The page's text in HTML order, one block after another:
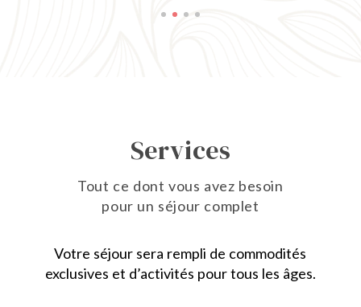
Services
Tout ce dont vous avez besoin
pour un séjour complet
Votre séjour sera rempli de commodités
exclusives et d’activités pour tous les âges.